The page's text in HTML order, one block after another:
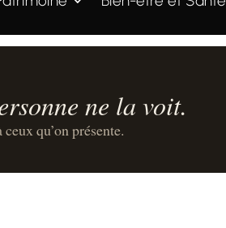
ne la voit.
qu’on présente.